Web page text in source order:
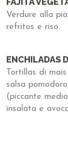
Verdure alla
refritos e riso.
ENCHILADAS
Tortillas di
salsa
(piccante
insalata e